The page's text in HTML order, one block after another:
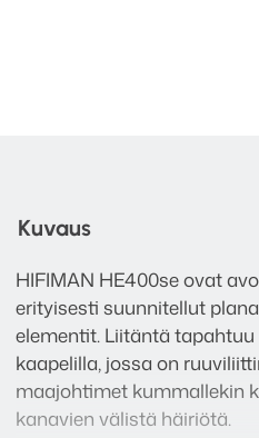
Kuvaus
HIFIMAN HE400se ovat
erityisesti suunnitellut
elementit. Liitäntä
kaapelilla, jossa on
maajohtimet kummallekin
kanavien välistä häiriötä.